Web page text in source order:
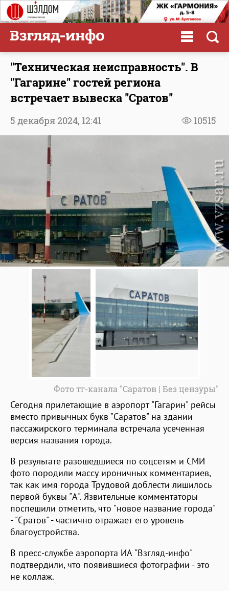
"Техническая неисправность". В
"Гагарине" гостей региона
встречает вывеска "Сратов"
10515
5 декабря 2024, 12:41
Фото тг-канала "Саратов | Без цензуры"
Сегодня прилетающие в аэропорт "Гагарин" рейсы
вместо привычных букв "Саратов" на здании
пассажирского терминала встречала усеченная
версия названия города.
В результате разошедшиеся по соцсетям и СМИ
фото породили массу ироничных комментариев,
так как имя города Трудовой доблести лишилось
первой буквы "А". Язвительные комментаторы
поспешили отметить, что "новое название города"
- "Сратов" - частично отражает его уровень
благоустройства.
В пресс-службе аэропорта ИА "Взгляд-инфо"
подтвердили, что появившиеся фотографии - это
не коллаж.